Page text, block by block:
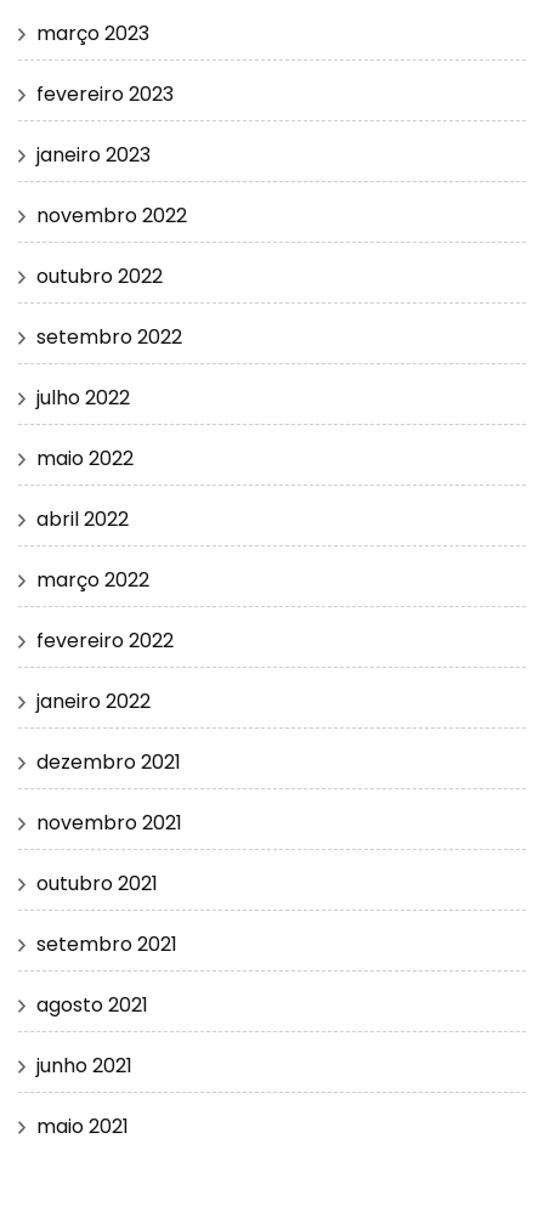
março 2023
fevereiro 2023
janeiro 2023
novembro 2022
outubro 2022
setembro 2022
julho 2022
maio 2022
abril 2022
março 2022
fevereiro 2022
janeiro 2022
dezembro 2021
novembro 2021
outubro 2021
setembro 2021
agosto 2021
junho 2021
maio 2021